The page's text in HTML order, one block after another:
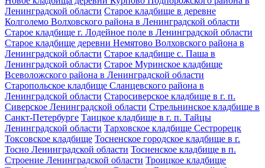
Ленинградской области Старое кладбище в деревне
Колголемо Волховского района в Ленинградской области
Старое кладбище г. Лодейное поле в Ленинградской области
Старое кладбище деревни Немятово Волховского района в
Ленинградской области Старое кладбище с. Паша в
Ленинградской области Старое Муринское кладбище
Всеволожского района в Ленинградской области
Старопольское кладбище Сланцевского района в
Ленинградской области Старосиверское кладбище в г. п.
Сиверское Ленинградской области Стрельнинское кладбище в
Санкт-Петербурге Таицкое кладбище в г. п. Тайцы
Ленинградской области Тарховское кладбище Сестрорецк
Токсовское кладбище Тосненское городское кладбище в г.
Тосно Ленинградской области Тосненское кладбище в п.
Строение Ленинградской области Троицкое кладбище